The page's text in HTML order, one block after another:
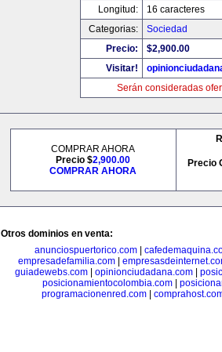
Longitud:
16 caracteres
Categorias:
Sociedad
Precio:
$2,900.00
Visitar!
Serán consideradas
COMPRAR AHORA
Precio $2,900.00
COMPRAR AHORA
Precio
Otros dominios en venta:
anunciospuertorico.com|
empresadefamilia.com
guiadewebs.com
opinionciudadana.com
posicionamientocolombia.com|
programacionenred.com